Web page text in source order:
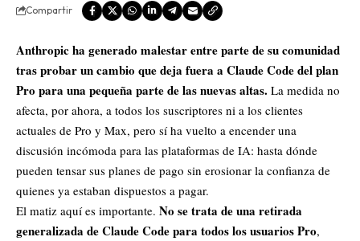
Compartir
Anthropic ha generado malestar entre parte de su comunidad
tras probar un cambio que deja fuera a Claude Code del plan
Pro para una pequeña parte de las nuevas altas. La medida no
afecta, por ahora, a todos los suscriptores ni a los clientes
actuales de Pro y Max, pero sí ha vuelto a encender una
discusión incómoda para las plataformas de IA: hasta dónde
pueden tensar sus planes de pago sin erosionar la confianza de
quienes ya estaban dispuestos a pagar.
El matiz aquí es importante. No se trata de una retirada
generalizada de Claude Code para todos los usuarios Pro,